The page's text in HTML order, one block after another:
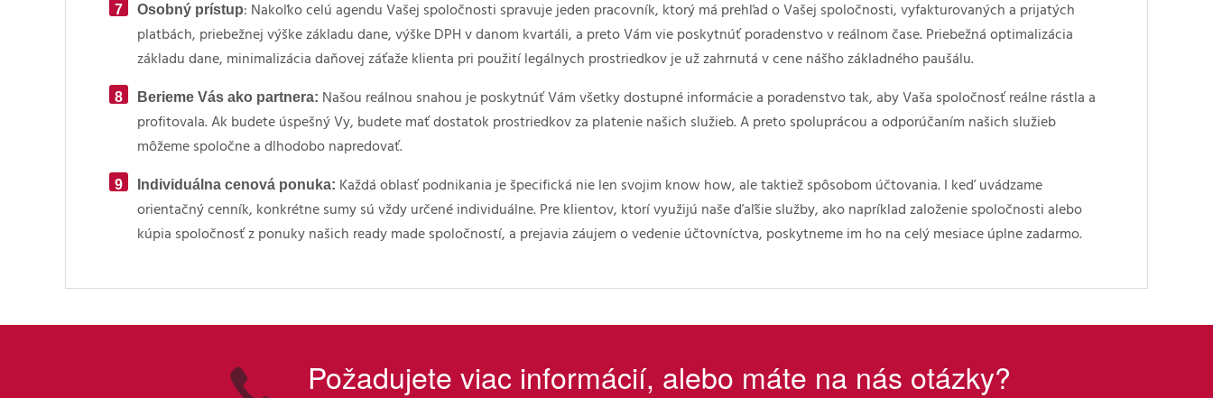
Osobný prístup: Nakoľko celú agendu Vašej spoločnosti spravuje jeden pracovník, ktorý má prehľad o Vašej spoločnosti, vyfakturovaných a prijatých
platbách, priebežnej výške základu dane, výške DPH v danom kvartáli, a preto Vám vie poskytnúť poradenstvo v reálnom čase. Priebežná optimalizácia
základu dane, minimalizácia daňovej záťaže klienta pri použití legálnych prostriedkov je už zahrnutá v cene nášho základného paušálu.
Berieme Vás ako partnera: Našou reálnou snahou je poskytnúť Vám všetky dostupné informácie a poradenstvo tak, aby Vaša spoločnosť reálne rástla a
profitovala. Ak budete úspešný Vy, budete mať dostatok prostriedkov za platenie našich služieb. A preto spoluprácou a odporúčaním našich služieb
môžeme spoločne a dlhodobo napredovať.
Individuálna cenová ponuka: Každá oblasť podnikania je špecifická nie len svojim know how, ale taktiež spôsobom účtovania. I keď uvádzame
orientačný cenník, konkrétne sumy sú vždy určené individuálne. Pre klientov, ktorí využijú naše ďaľšie služby, ako napríklad založenie spoločnosti alebo
kúpia spoločnosť z ponuky našich ready made spoločností, a prejavia záujem o vedenie účtovníctva, poskytneme im ho na celý mesiace úplne zadarmo.
Požadujete viac informácií, alebo máte na nás otázky?